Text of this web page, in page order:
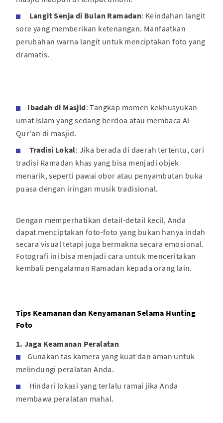
Langit Senja di Bulan Ramadan: Keindahan langit
sore yang memberikan ketenangan. Manfaatkan
perubahan warna langit untuk menciptakan foto yang
dramatis.
Ibadah di Masjid: Tangkap momen kekhusyukan
umat Islam yang sedang berdoa atau membaca Al-
Qur'an di masjid.
Tradisi Lokal: Jika berada di daerah tertentu, cari
tradisi Ramadan khas yang bisa menjadi objek
menarik, seperti pawai obor atau penyambutan buka
puasa dengan iringan musik tradisional.
Dengan memperhatikan detail-detail kecil, Anda
dapat menciptakan foto-foto yang bukan hanya indah
secara visual tetapi juga bermakna secara emosional.
Fotografi ini bisa menjadi cara untuk menceritakan
kembali pengalaman Ramadan kepada orang lain.
Tips Keamanan dan Kenyamanan Selama Hunting
Foto
1. Jaga Keamanan Peralatan
Gunakan tas kamera yang kuat dan aman untuk
melindungi peralatan Anda.
Hindari lokasi yang terlalu ramai jika Anda
membawa peralatan mahal.